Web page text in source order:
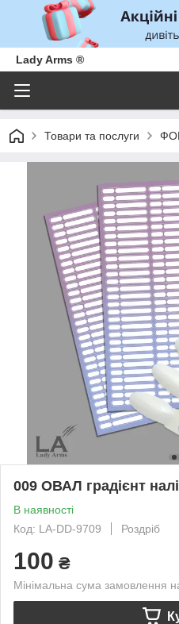
Lady Arms ®
Товари та послуги
009 ОВАЛ градієнт
В наявності
Код: LA-DD-9709
Роздріб
100 ₴
Мінімальна сума замовлення